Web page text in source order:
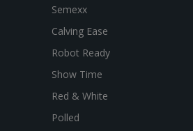
Semexx
Calving Ease
Robot Ready
Show Time
Red & White
Polled